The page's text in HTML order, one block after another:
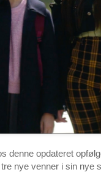
denne opdateret
nye venner i sin nye